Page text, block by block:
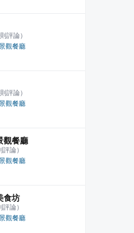
則評論）
觀餐廳
則評論）
觀餐廳
觀餐廳
評論）
觀餐廳
食坊
評論）
觀餐廳